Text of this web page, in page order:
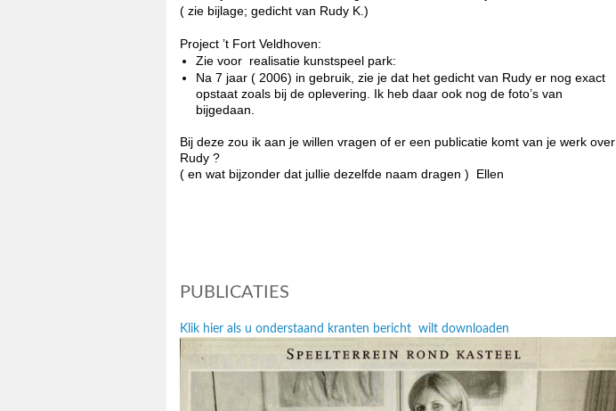
( zie bijlage; gedicht van Rudy K.)
Project ’t Fort Veldhoven:
Zie voor realisatie kunstspeel park:
Na 7 jaar ( 2006) in gebruik, zie je dat het gedicht van Rudy er nog exact
opstaat zoals bij de oplevering. Ik heb daar ook nog de foto’s van
bijgedaan.
Bij deze zou ik aan je willen vragen of er een publicatie komt van je werk over
Rudy ?
( en wat bijzonder dat jullie dezelfde naam dragen ) Ellen
PUBLICATIES
Klik hier als u onderstaand kranten bericht wilt downloaden